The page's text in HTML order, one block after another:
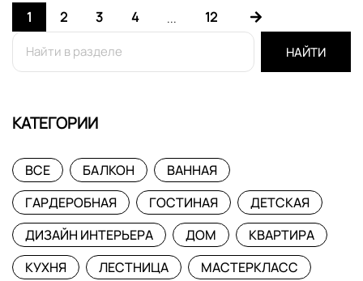
1 2 3 4 ... 12
НАЙТИ
КАТЕГОРИИ
ВСЕ БАЛКОН
ВАННАЯ
ГАРДЕРОБНАЯ
ГОСТИНАЯ
ДЕТСКАЯ
ДИЗАЙН ИНТЕРЬЕРА
ДОМ
КВАРТИРА
КУХНЯ
ЛЕСТНИЦА
МАСТЕРКЛАСС